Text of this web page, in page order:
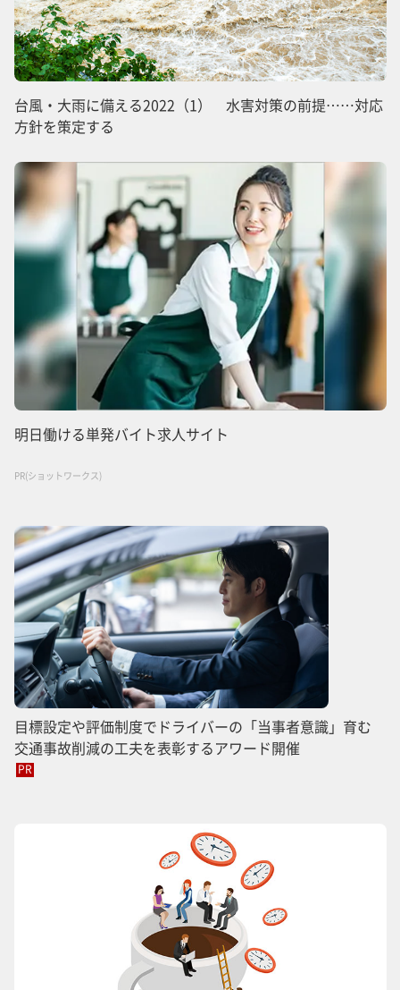
台風・大雨に備える2022（1） 水害対策の前提……対応
方針を策定する
明日働ける単発バイト求人サイト
PR(ショットワークス)
目標設定や評価制度でドライバーの「当事者意識」育む
交通事故削減の工夫を表彰するアワード開催
PR